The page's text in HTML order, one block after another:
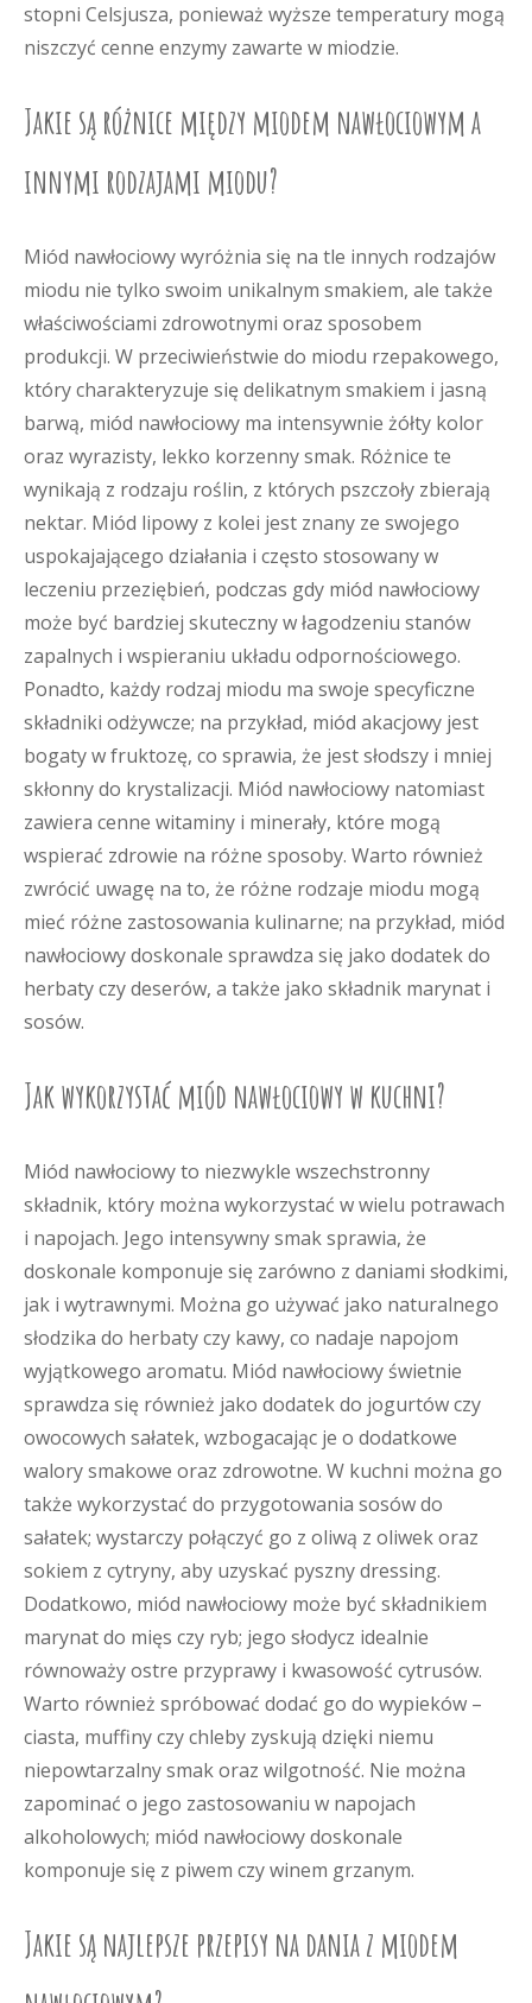
stopni Celsjusza, ponieważ wyższe temperatury mogą
niszczyć cenne enzymy zawarte w miodzie.
Jakie są różnice między miodem nawłociowym a
innymi rodzajami miodu?
Miód nawłociowy wyróżnia się na tle innych rodzajów
miodu nie tylko swoim unikalnym smakiem, ale także
właściwościami zdrowotnymi oraz sposobem
produkcji. W przeciwieństwie do miodu rzepakowego,
który charakteryzuje się delikatnym smakiem i jasną
barwą, miód nawłociowy ma intensywnie żółty kolor
oraz wyrazisty, lekko korzenny smak. Różnice te
wynikają z rodzaju roślin, z których pszczoły zbierają
nektar. Miód lipowy z kolei jest znany ze swojego
uspokajającego działania i często stosowany w
leczeniu przeziębień, podczas gdy miód nawłociowy
może być bardziej skuteczny w łagodzeniu stanów
zapalnych i wspieraniu układu odpornościowego.
Ponadto, każdy rodzaj miodu ma swoje specyficzne
składniki odżywcze; na przykład, miód akacjowy jest
bogaty w fruktozę, co sprawia, że jest słodszy i mniej
skłonny do krystalizacji. Miód nawłociowy natomiast
zawiera cenne witaminy i minerały, które mogą
wspierać zdrowie na różne sposoby. Warto również
zwrócić uwagę na to, że różne rodzaje miodu mogą
mieć różne zastosowania kulinarne; na przykład, miód
nawłociowy doskonale sprawdza się jako dodatek do
herbaty czy deserów, a także jako składnik marynat i
sosów.
Jak wykorzystać miód nawłociowy w kuchni?
Miód nawłociowy to niezwykle wszechstronny
składnik, który można wykorzystać w wielu potrawach
i napojach. Jego intensywny smak sprawia, że
doskonale komponuje się zarówno z daniami słodkimi,
jak i wytrawnymi. Można go używać jako naturalnego
słodzika do herbaty czy kawy, co nadaje napojom
wyjątkowego aromatu. Miód nawłociowy świetnie
sprawdza się również jako dodatek do jogurtów czy
owocowych sałatek, wzbogacając je o dodatkowe
walory smakowe oraz zdrowotne. W kuchni można go
także wykorzystać do przygotowania sosów do
sałatek; wystarczy połączyć go z oliwą z oliwek oraz
sokiem z cytryny, aby uzyskać pyszny dressing.
Dodatkowo, miód nawłociowy może być składnikiem
marynat do mięs czy ryb; jego słodycz idealnie
równoważy ostre przyprawy i kwasowość cytrusów.
Warto również spróbować dodać go do wypieków –
ciasta, muffiny czy chleby zyskują dzięki niemu
niepowtarzalny smak oraz wilgotność. Nie można
zapominać o jego zastosowaniu w napojach
alkoholowych; miód nawłociowy doskonale
komponuje się z piwem czy winem grzanym.
Jakie są najlepsze przepisy na dania z miodem